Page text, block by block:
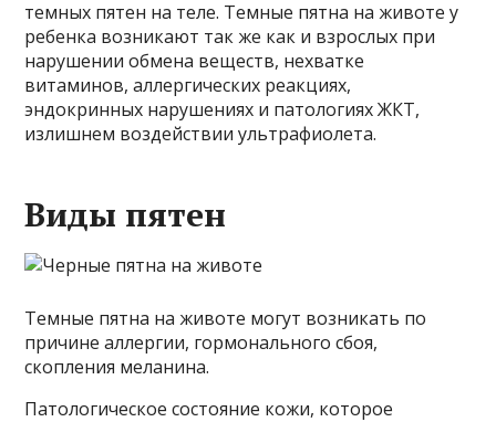
темных пятен на теле. Темные пятна на животе у
ребенка возникают так же как и взрослых при
нарушении обмена веществ, нехватке
витаминов, аллергических реакциях,
эндокринных нарушениях и патологиях ЖКТ,
излишнем воздействии ультрафиолета.
Виды пятен
Темные пятна на животе могут возникать по
причине аллергии, гормонального сбоя,
скопления меланина.
Патологическое состояние кожи, которое